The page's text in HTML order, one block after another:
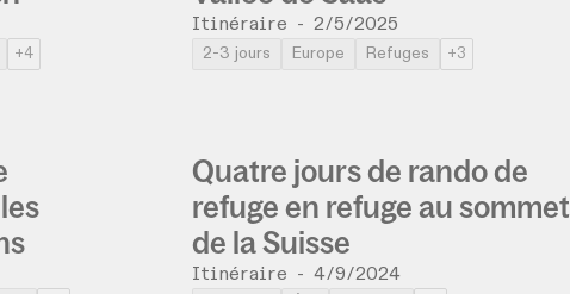
+4
Itinéraire - 2/5/2025
2-3 jours Europe Refuges +3
Quatre jours de rando de
refuge en refuge au sommet
de la Suisse
Itinéraire - 4/9/2024